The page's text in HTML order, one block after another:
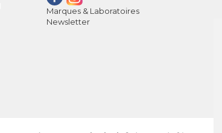
Marques & Laboratoires
Newsletter